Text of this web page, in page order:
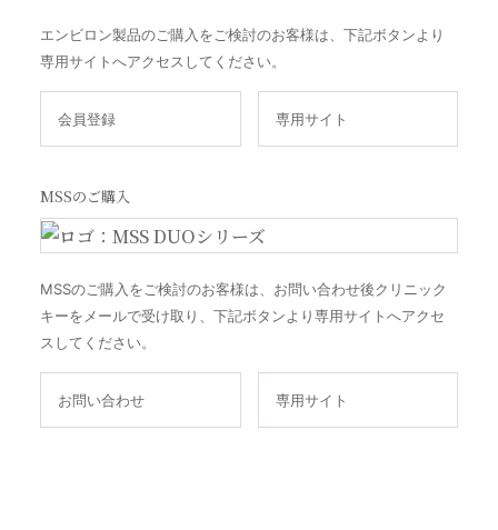
エンビロン製品のご購入をご検討のお客様は、下記ボタンより
専用サイトへアクセスしてください。
会員登録 専用サイト
MSSのご購入
MSSのご購入をご検討のお客様は、お問い合わせ後クリニック
キーをメールで受け取り、下記ボタンより専用サイトへアクセ
スしてください。
お問い合わせ 専用サイト